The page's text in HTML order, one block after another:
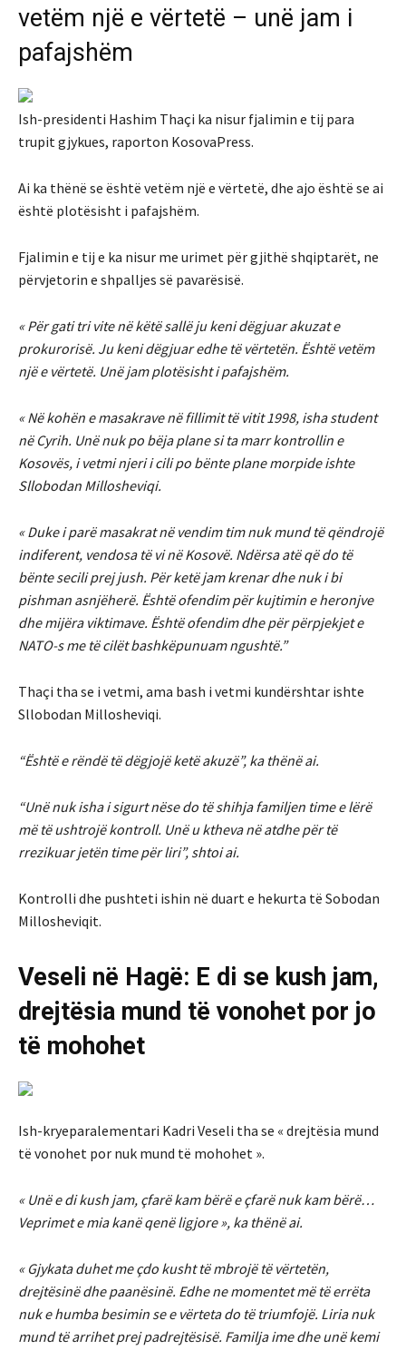
vetëm një e vërtetë – unë jam i
pafajshëm
Ish-presidenti Hashim Thaçi ka nisur fjalimin e tij para
trupit gjykues, raporton KosovaPress.
Ai ka thënë se është vetëm një e vërtetë, dhe ajo është se ai
është plotësisht i pafajshëm.
Fjalimin e tij e ka nisur me urimet për gjithë shqiptarët, ne
përvjetorin e shpalljes së pavarësisë.
« Për gati tri vite në këtë sallë ju keni dëgjuar akuzat e
prokurorisë. Ju keni dëgjuar edhe të vërtetën. Është vetëm
një e vërtetë. Unë jam plotësisht i pafajshëm.
« Në kohën e masakrave në fillimit të vitit 1998, isha student
në Cyrih. Unë nuk po bëja plane si ta marr kontrollin e
Kosovës, i vetmi njeri i cili po bënte plane morpide ishte
Sllobodan Millosheviqi.
« Duke i parë masakrat në vendim tim nuk mund të qëndrojë
indiferent, vendosa të vi në Kosovë. Ndërsa atë që do të
bënte secili prej jush. Për ketë jam krenar dhe nuk i bi
pishman asnjëherë. Është ofendim për kujtimin e heronjve
dhe mijëra viktimave. Është ofendim dhe për përpjekjet e
NATO-s me të cilët bashkëpunuam ngushtë.”
Thaçi tha se i vetmi, ama bash i vetmi kundërshtar ishte
Sllobodan Millosheviqi.
“Është e rëndë të dëgjojë ketë akuzë”, ka thënë ai.
“Unë nuk isha i sigurt nëse do të shihja familjen time e lërë
më të ushtrojë kontroll. Unë u ktheva në atdhe për të
rrezikuar jetën time për liri”, shtoi ai.
Kontrolli dhe pushteti ishin në duart e hekurta të Sobodan
Millosheviqit.
Veseli në Hagë: E di se kush jam,
drejtësia mund të vonohet por jo
të mohohet
Ish-kryeparalementari Kadri Veseli tha se « drejtësia mund
të vonohet por nuk mund të mohohet ».
« Unë e di kush jam, çfarë kam bërë e çfarë nuk kam bërë…
Veprimet e mia kanë qenë ligjore », ka thënë ai.
« Gjykata duhet me çdo kusht të mbrojë të vërtetën,
drejtësinë dhe paanësinë. Edhe ne momentet më të errëta
nuk e humba besimin se e vërteta do të triumfojë. Liria nuk
mund të arrihet prej padrejtësisë. Familja ime dhe unë kemi